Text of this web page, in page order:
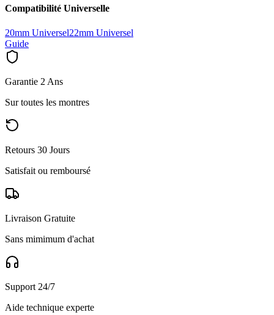
Compatibilité Universelle
20mm Universel22mm Universel
Guide
Garantie 2 Ans
Sur toutes les montres
Retours 30 Jours
Satisfait ou remboursé
Livraison Gratuite
Sans mimimum d'achat
Support 24/7
Aide technique experte